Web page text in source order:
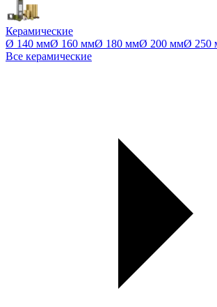
Керамические
Ø 140 ммØ 160 ммØ 180 ммØ 200 ммØ 250
Все керамические